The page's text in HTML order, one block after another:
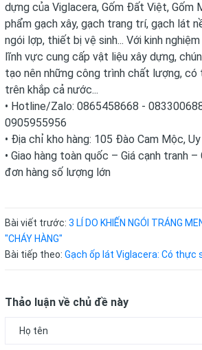
dựng của Viglacera, Gốm Đất Việt, Gốm
phẩm gạch xây, gạch trang trí, gạch lát
ngói lợp, thiết bị vệ sinh... Với kinh
lĩnh vực cung cấp vật liệu xây dựng,
tạo nên những công trình chất lượng, có
trên khắp cả nước...
• Hotline/Zalo: 0865458668 -
0905955956
• Địa chỉ kho hàng: 105 Đào Cam Mộc,
• Giao hàng toàn quốc – Giá cạnh tranh
đơn hàng số lượng lớn
Bài viết trước: 3 LÍ DO KHIẾN NGÓI TRÁNG
"CHÁY HÀNG"
Bài tiếp theo: Gạch ốp lát Viglacera: Có thực
Thảo luận về chủ đề này